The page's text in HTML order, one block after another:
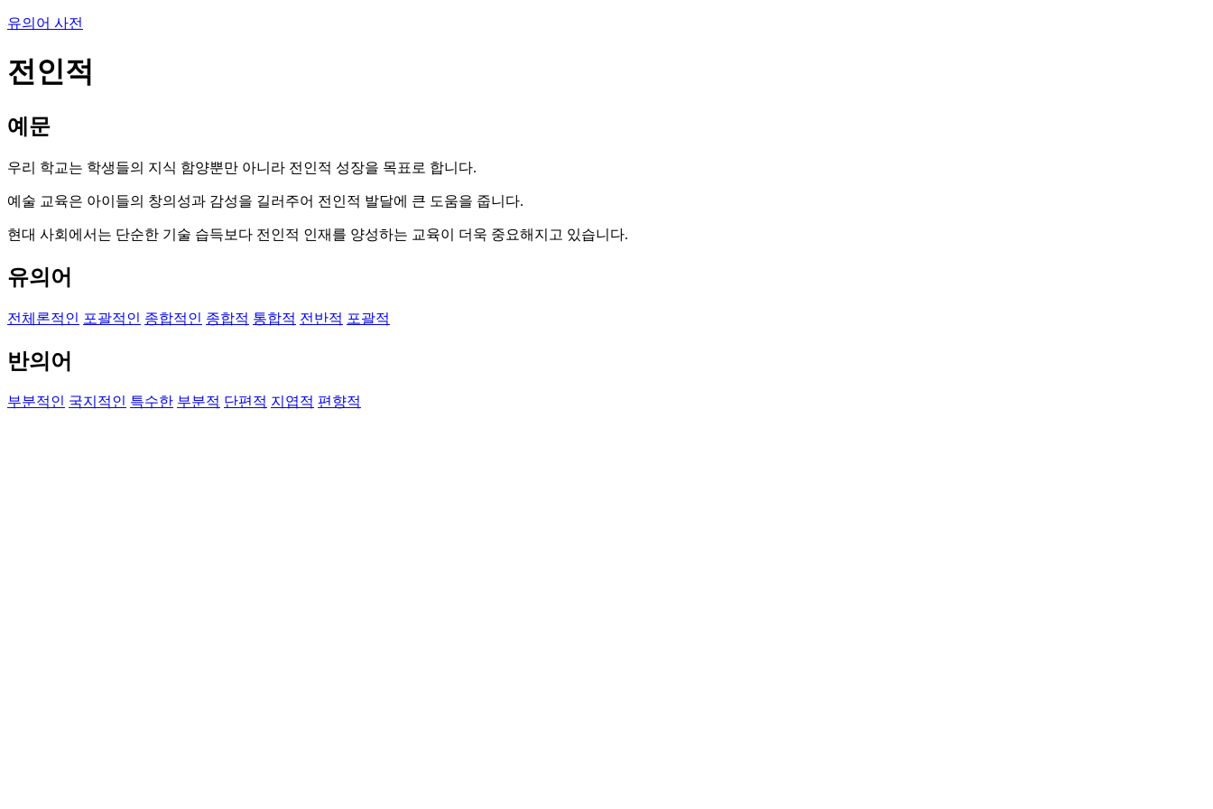
유의어 사전
전인적
예문
우리 학교는 학생들의 지식 함양뿐만 아니라 전인적 성장을 목표로 합니다.
예술 교육은 아이들의 창의성과 감성을 길러주어 전인적 발달에 큰 도움을 줍니다.
현대 사회에서는 단순한 기술 습득보다 전인적 인재를 양성하는 교육이 더욱 중요해지고 있습니다.
유의어
전체론적인 포괄적인 종합적인 종합적 통합적 전반적 포괄적
반의어
부분적인 국지적인 특수한 부분적 단편적 지엽적 편향적